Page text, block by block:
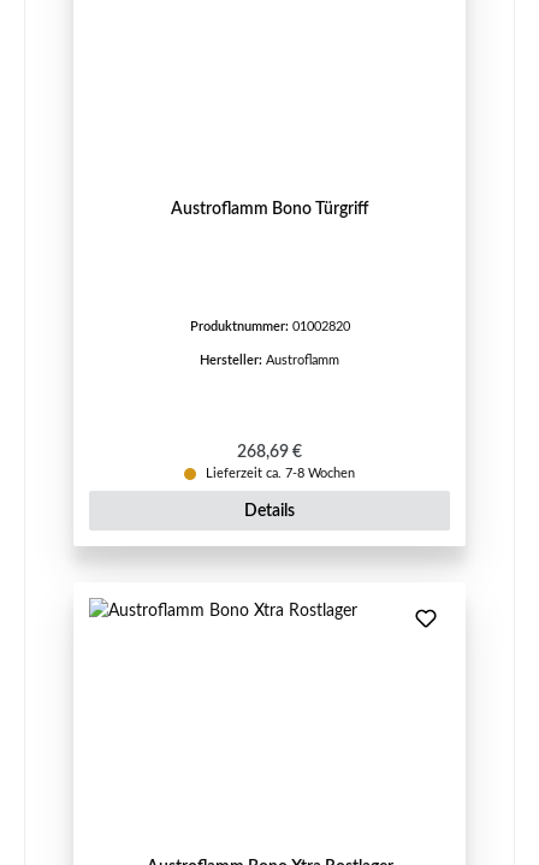
Austroflamm Bono Türgriff
Produktnummer: 01002820
Hersteller: Austroflamm
Regulärer Preis:
268,69 €
Lieferzeit ca. 7-8 Wochen
Details